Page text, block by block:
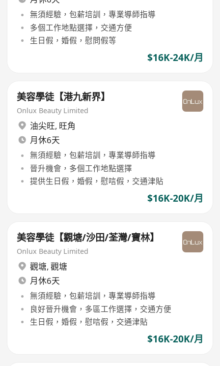
無須經驗，包薪培訓，專業導師指導
多個工作地點選擇，交通方便
生日假，婚假，慰問假等
$16K-24K/月
美容學徒【港九新界】
Onlux Beauty Limited
油尖旺, 旺角
月休6天
無須經驗，包薪培訓，專業導師指導
晉升機會，多個工作地點選擇
提供生日假，婚假，慰唁假，交通津貼
$16K-20K/月
美容學徒【觀塘/沙田/荃灣/寶林】
Onlux Beauty Limited
觀塘, 觀塘
月休6天
無須經驗，包薪培訓，專業導師指導
良好晉升機會，多區工作選擇，交通方便
生日假，婚假，慰唁假，交通津貼
$16K-20K/月